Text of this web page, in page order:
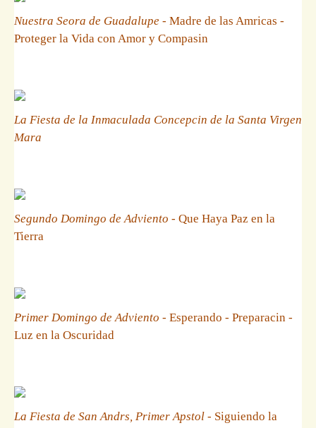
Nuestra Seora de Guadalupe - Madre de las Amricas -
Proteger la Vida con Amor y Compasin
La Fiesta de la Inmaculada Concepcin de la Santa Virgen
Mara
Segundo Domingo de Adviento - Que Haya Paz en la
Tierra
Primer Domingo de Adviento - Esperando - Preparacin -
Luz en la Oscuridad
La Fiesta de San Andrs, Primer Apstol - Siguiendo la